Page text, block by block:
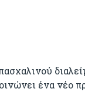
ένα νέο